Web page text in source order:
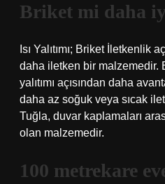
Briket mi daha
Isı Yalıtımı; Briket İletkenlik
daha iletken bir malzemedir.
yalıtımı açısından daha
daha az soğuk veya sıcak
Tuğla, duvar kaplamaları
olan malzemedir.
100 metrekare